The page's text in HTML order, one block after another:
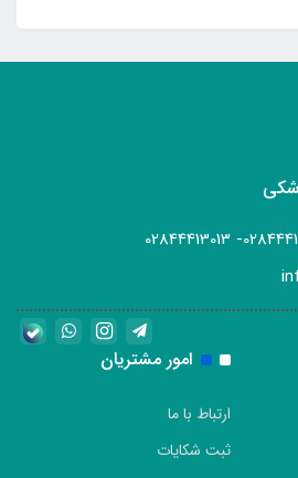
امور مشتریان
ارتباط با ما
ثبت شکایات